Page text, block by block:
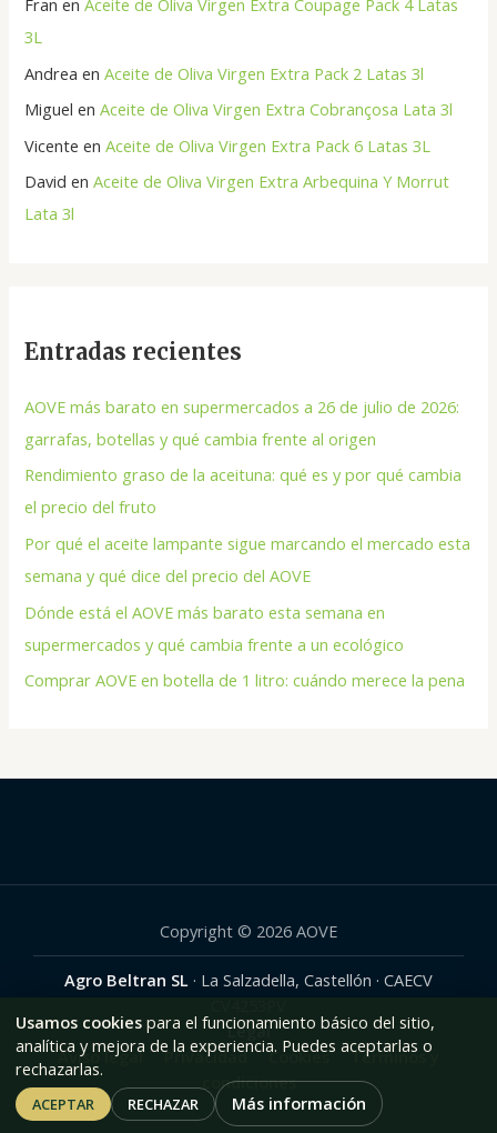
3L
Andrea enAceite de Oliva Virgen Extra Pack 2 Latas 3l
Miguel enAceite de Oliva Virgen Extra Cobrançosa Lata 3l
Vicente enAceite de Oliva Virgen Extra Pack 6 Latas 3L
David enAceite de Oliva Virgen Extra Arbequina Y Morrut
Lata 3l
Entradas recientes
AOVE más barato en supermercados a 26 de julio de 2026:
garrafas, botellas y qué cambia frente al origen
Rendimiento graso de la aceituna: qué es y por qué cambia
el precio del fruto
Por qué el aceite lampante sigue marcando el mercado esta
semana y qué dice del precio del AOVE
Dónde está el AOVE más barato esta semana en
supermercados y qué cambia frente a un ecológico
Comprar AOVE en botella de 1 litro: cuándo merece la pena
Copyright © 2026 AOVE
Agro Beltran SL · La Salzadella, Castellón · CAECV
Legal
Aviso legal · Privacidad · Cookies · Términos y
condiciones
Usamos cookies para el funcionamiento básico del sitio,
analítica y mejora de la experiencia. Puedes aceptarlas o
rechazarlas.
ACEPTAR RECHAZAR Más información